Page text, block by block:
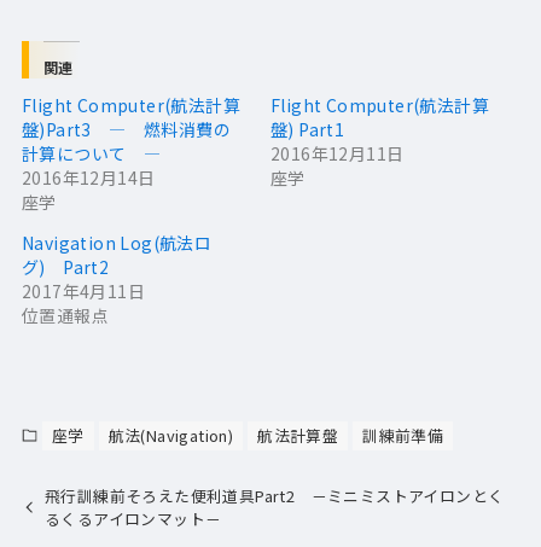
関連
Flight Computer(航法計算
盤)Part3 ― 燃料消費の
計算について ―
2016年12月14日
座学
Flight Computer(航法計算
盤) Part1
2016年12月11日
座学
Navigation Log(航法ロ
グ) Part2
2017年4月11日
位置通報点
座学 航法(Navigation) 航法計算盤 訓練前準備
飛行訓練前そろえた便利道具Part2 －ミニミストアイロンとく
るくるアイロンマット－